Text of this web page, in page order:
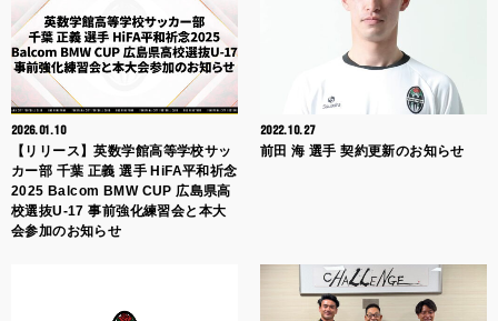
2026.01.10
【リリース】英数学館高等学校サッ
カー部 千葉 正義 選手 HiFA平和祈念
2025 Balcom BMW CUP 広島県高
校選抜U-17 事前強化練習会と本大
会参加のお知らせ
2022.10.27
前田 海 選手 契約更新のお知らせ